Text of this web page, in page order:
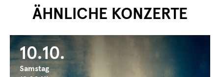
ÄHNLICHE KONZERTE
10.10.
Samstag